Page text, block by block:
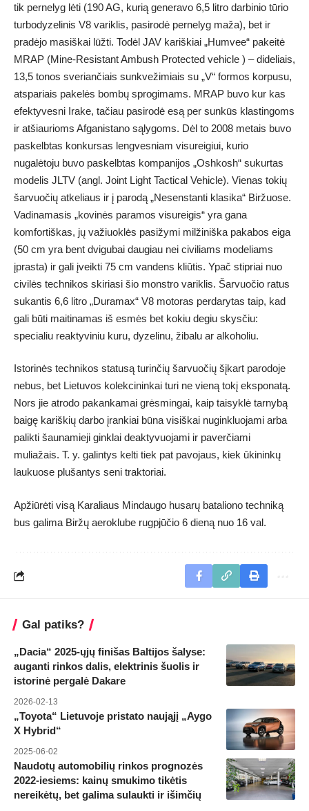
tik pernelyg lėti (190 AG, kurią generavo 6,5 litro darbinio tūrio
turbodyzelinis V8 variklis, pasirodė pernelyg maža), bet ir
pradėjo masiškai lūžti. Todėl JAV kariškiai „Humvee“ pakeitė
MRAP (Mine-Resistant Ambush Protected vehicle ) – dideliais,
13,5 tonos sveriančiais sunkvežimiais su „V“ formos korpusu,
atspariais pakelės bombų sprogimams. MRAP buvo kur kas
efektyvesni Irake, tačiau pasirodė esą per sunkūs klastingoms
ir atšiaurioms Afganistano sąlygoms. Dėl to 2008 metais buvo
paskelbtas konkursas lengvesniam visureigiui, kurio
nugalėtoju buvo paskelbtas kompanijos „Oshkosh“ sukurtas
modelis JLTV (angl. Joint Light Tactical Vehicle). Vienas tokių
šarvuočių atkeliaus ir į parodą „Nesenstanti klasika“ Biržuose.
Vadinamasis „kovinės paramos visureigis“ yra gana
komfortiškas, jų važiuoklės pasižymi milžiniška pakabos eiga
(50 cm yra bent dvigubai daugiau nei civiliams modeliams
įprasta) ir gali įveikti 75 cm vandens kliūtis. Ypač stipriai nuo
civilės technikos skiriasi šio monstro variklis. Šarvuočio ratus
sukantis 6,6 litro „Duramax“ V8 motoras perdarytas taip, kad
gali būti maitinamas iš esmės bet kokiu degiu skysčiu:
specialiu reaktyviniu kuru, dyzelinu, žibalu ar alkoholiu.
Istorinės technikos statusą turinčių šarvuočių šįkart parodoje
nebus, bet Lietuvos kolekcininkai turi ne vieną tokį eksponatą.
Nors jie atrodo pakankamai grėsmingai, kaip taisyklė tarnybą
baigę kariškių darbo įrankiai būna visiškai nuginkluojami arba
palikti šaunamieji ginklai deaktyvuojami ir paverčiami
muliažais. T. y. galintys kelti tiek pat pavojaus, kiek ūkininkų
laukuose plušantys seni traktoriai.
Apžiūrėti visą Karaliaus Mindaugo husarų bataliono techniką
bus galima Biržų aeroklube rugpjūčio 6 dieną nuo 16 val.
Gal patiks?
„Dacia“ 2025-ųjų finišas Baltijos šalyse:
auganti rinkos dalis, elektrinis šuolis ir
istorinė pergalė Dakare
2026-02-13
„Toyota“ Lietuvoje pristato naująjį „Aygo
X Hybrid“
2025-06-02
Naudotų automobilių rinkos prognozės
2022-iesiems: kainų smukimo tikėtis
nereikėtų, bet galima sulaukti ir išimčių